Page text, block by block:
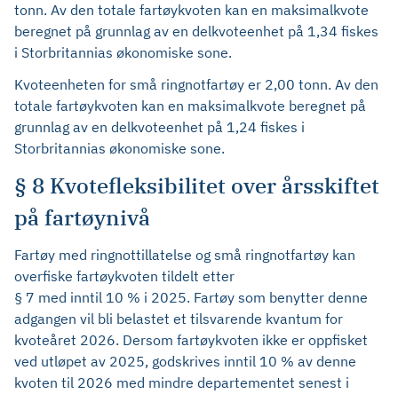
tonn. Av den totale fartøykvoten kan en maksimalkvote
beregnet på grunnlag av en delkvoteenhet på 1,34 fiskes
i Storbritannias økonomiske sone.
Kvoteenheten for små ringnotfartøy er 2,00 tonn. Av den
totale fartøykvoten kan en maksimalkvote beregnet på
grunnlag av en delkvoteenhet på 1,24 fiskes i
Storbritannias økonomiske sone.
§ 8 Kvotefleksibilitet over årsskiftet
på fartøynivå
Fartøy med ringnottillatelse og små ringnotfartøy kan
overfiske fartøykvoten tildelt etter
§ 7 med inntil 10 % i 2025. Fartøy som benytter denne
adgangen vil bli belastet et tilsvarende kvantum for
kvoteåret 2026. Dersom fartøykvoten ikke er oppfisket
ved utløpet av 2025, godskrives inntil 10 % av denne
kvoten til 2026 med mindre departementet senest i